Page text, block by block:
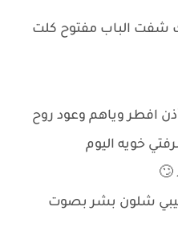
شفت الباب مفتوح كلت
افطر وياهم وعود روح
خويه اليوم
🙄
شلون بشر بصوت